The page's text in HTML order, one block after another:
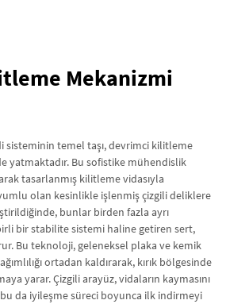
Mekanizmi
sisteminin temel taşı, devrimci kilitleme
yatmaktadır. Bu sofistike mühendislik
tasarlanmış kilitleme vidasıyla
olan kesinlikle işlenmiş çizgili deliklere
bunlar birden fazla ayrı
bir stabilite sistemi haline getiren sert,
Bu teknoloji, geleneksel plaka ve kemik
ortadan kaldırarak, kırık bölgesinde
yarar. Çizgili arayüz, vidaların kaymasını
da iyileşme süreci boyunca ilk indirmeyi